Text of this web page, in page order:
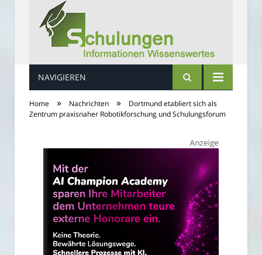
Schulungs Infos
NAVIGIEREN
Home » Nachrichten »
Dortmund etabliert sich als
Zentrum praxisnaher Robotikforschung und Schulungsforum